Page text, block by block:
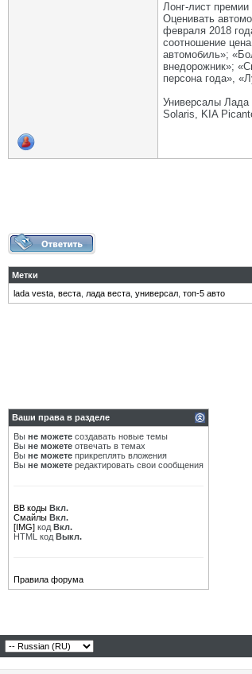
Лонг-лист
Оценивать
февраля 2018
соотношение
автомобиль»;
внедорожник»;
персона года»,
Универсалы Лада
Solaris, KIA
Метки
lada vesta веста лада веста универсал топ-5 авто
Ваши права в разделе
Вы не можете создавать новые темы
Вы не можете отвечать в темах
Вы не можете прикреплять вложения
Вы не можете редактировать свои сообщения
BB коды Вкл.
Смайлы Вкл.
[IMG] код Вкл.
HTML код Выкл.
Правила форума